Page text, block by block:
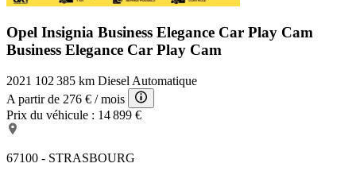
Opel Insignia Business Elegance Car Play Cam
Business Elegance Car Play Cam
2021 102 385 km Diesel Automatique
A partir de 276 € / mois
Prix du véhicule : 14 899 €
67100 - STRASBOURG